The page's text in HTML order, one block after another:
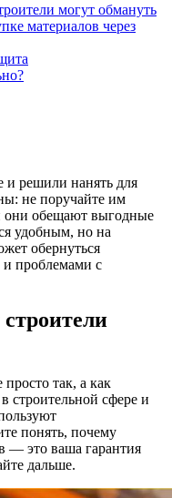
могут обмануть
материалов через
и решили нанять для
не поручайте им
они обещают выгодные
удобным, но на
обернуться
проблемами с
так, а как
строительной сфере и
понять, почему
— это ваша гарантия
дальше.